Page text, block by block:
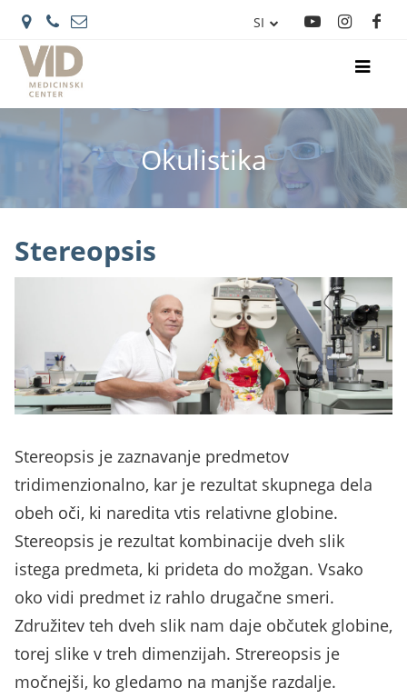
SI
Okulistika
Stereopsis
Stereopsis je zaznavanje predmetov
tridimenzionalno, kar je rezultat skupnega dela
obeh oči, ki naredita vtis relativne globine.
Stereopsis je rezultat kombinacije dveh slik
istega predmeta, ki prideta do možgan. Vsako
oko vidi predmet iz rahlo drugačne smeri.
Združitev teh dveh slik nam daje občutek globine,
torej slike v treh dimenzijah. Strereopsis je
močnejši, ko gledamo na manjše razdalje.